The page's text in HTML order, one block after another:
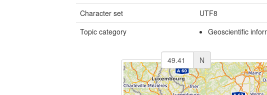
Character set
UTF8
Topic category
Geoscientific
N